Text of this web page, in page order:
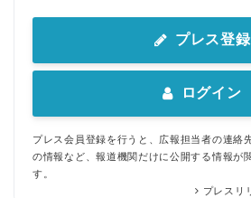
プレス登録
ログイン
プレス会員登録を行うと、広報担当者の連絡
の情報など、報道機関だけに公開する情報が
す。
プレスリ